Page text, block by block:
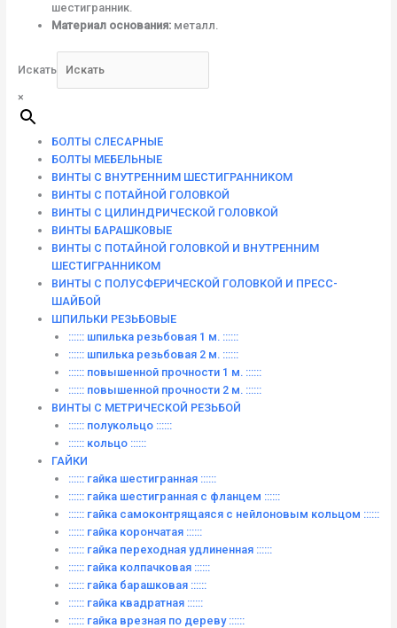
шестигранник.
Материал основания:металл.
Искать
×
БОЛТЫ СЛЕСАРНЫЕ
БОЛТЫ МЕБЕЛЬНЫЕ
ВИНТЫ С ВНУТРЕННИМ ШЕСТИГРАННИКОМ
ВИНТЫ С ПОТАЙНОЙ ГОЛОВКОЙ
ВИНТЫ С ЦИЛИНДРИЧЕСКОЙ ГОЛОВКОЙ
ВИНТЫ БАРАШКОВЫЕ
ВИНТЫ С ПОТАЙНОЙ ГОЛОВКОЙ И ВНУТРЕННИМ
ШЕСТИГРАННИКОМ
ВИНТЫ С ПОЛУСФЕРИЧЕСКОЙ ГОЛОВКОЙ И ПРЕСС-
ШАЙБОЙ
ШПИЛЬКИ РЕЗЬБОВЫЕ
:::::: шпилька резьбовая 1 м. ::::::
:::::: шпилька резьбовая 2 м. ::::::
:::::: повышенной прочности 1 м. ::::::
:::::: повышенной прочности 2 м. ::::::
ВИНТЫ C МЕТРИЧЕСКОЙ РЕЗЬБОЙ
:::::: полукольцо ::::::
:::::: кольцо ::::::
ГАЙКИ
:::::: гайка шестигранная ::::::
:::::: гайка шестигранная с фланцем ::::::
:::::: гайка самоконтрящаяся с нейлоновым кольцом ::::::
:::::: гайка корончатая ::::::
:::::: гайка переходная удлиненная ::::::
:::::: гайка колпачковая ::::::
:::::: гайка барашковая ::::::
:::::: гайка квадратная ::::::
:::::: гайка врезная по дереву ::::::